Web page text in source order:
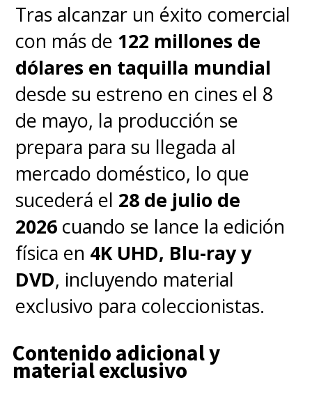
Tras alcanzar un éxito comercial
con más de 122 millones de
dólares en taquilla mundial
desde su estreno en cines el 8
de mayo, la producción se
prepara para su llegada al
mercado doméstico, lo que
sucederá el 28 de julio de
2026 cuando se lance la edición
física en 4K UHD, Blu-ray y
DVD, incluyendo material
exclusivo para coleccionistas.
Contenido adicional y
material exclusivo